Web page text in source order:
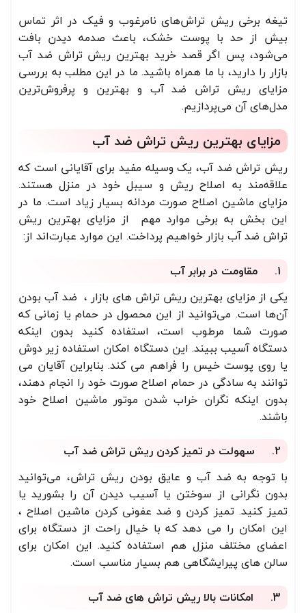
تیغه برخی ریش تراش‌های نامرغوب و فیک در اثر تماس
بیش از حد با پوست خشک، باعث صدمه دیدن بافت
می‌شود، پس اگر قصد خرید بهترین ریش تراش ضد آب
بازار را دارید، با ما همراه باشید. ما در این مطلب به بررسی
مزایای ریش تراش ضد آب و بهترین و پرفروش‌ترین
مدل‌های آن می‌پردازیم.
مزایای بهترین ریش تراش ضد آب
ریش تراش ضد آب، یک وسیله مفید برای آقایانی است که
علاقه‌مند به اصلاح ریش و سیبل خود در منزل هستند.
مزایای ماشین اصلاح صورت مردانه بسیار زیاد است. ما در
این بخش به برخی موارد مهم از مزایای بهترین ریش
تراش ضد آب بازار خواهیم پرداخت. این موارد عبارت‌اند از:
1. مقاومت در برابر آب
یکی از مزایای بهترین ریش تراش های بازار ، ضد آب بودن
آن‌ها است. می‌توانید از این محصول در حمام یا زمانی که
صورت شما مرطوب است، استفاده کنید بدون اینکه
دستگاه آسیب ببیند. این دستگاه امکان استفاده زیر دوش
یا روی پوست خیس را فراهم می کند. بنابراین آقایان می
توانند به سادگی در حمام اصلاح صورت خود را انجام دهند،
بدون اینکه نگران خراب شدن موتور ماشین اصلاح خود
باشند.
2. سهولت در تمیز کردن ریش تراش ضد آب
با توجه به ضد آب و عایق بودن ریش تراش، می‌توانید
بدون نگرانی از سوختن یا آسیب دیدن آن را بشورید یا
تمیز کنید. تمیز کردن و ضد عفونی کردن ماشین اصلاح ،
این امکان را می دهد که با خیال راحت از دستگاه برای
اعضای مختلف منزل هم استفاده کنید. این امکان برای
سالن های پیرایشگاهی هم بسیار مناسب است.
3. امکانات بالا ریش تراش های ضد آب